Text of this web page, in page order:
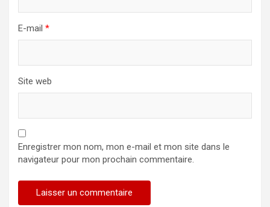
E-mail *
Site web
Enregistrer mon nom, mon e-mail et mon site dans le
navigateur pour mon prochain commentaire.